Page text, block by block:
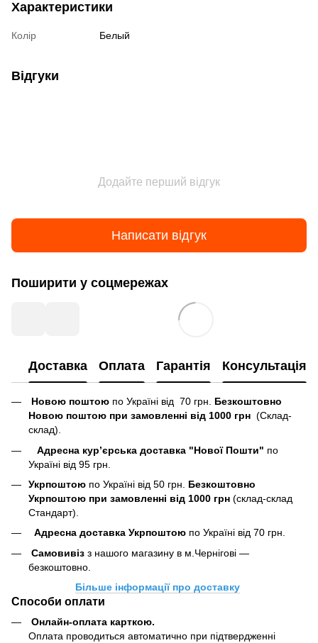
Характеристики
Колір Белый
Відгуки
Додайте перший відгук
Написати відгук
Поширити у соцмережах
Доставка Оплата Гарантія Консультація
Новою поштою по Україні від 70 грн. Безкоштовно
Новою поштою при замовленні від 1000 грн (Склад-
склад).
Адресна кур’єрська доставка "Нової Пошти" по
Україні від 95 грн.
Укрпоштою по Україні від 50 грн. Безкоштовно
Укрпоштою при замовленні від 1000 грн (склад-склад
Стандарт).
Адресна доставка Укрпоштою по Україні від 70 грн.
Самовивіз з нашого магазину в м.Чернігові —
безкоштовно.
Більше інформації про доставку
Способи оплати
Онлайн-оплата карткою.
Оплата проводиться автоматично при підтвердженні